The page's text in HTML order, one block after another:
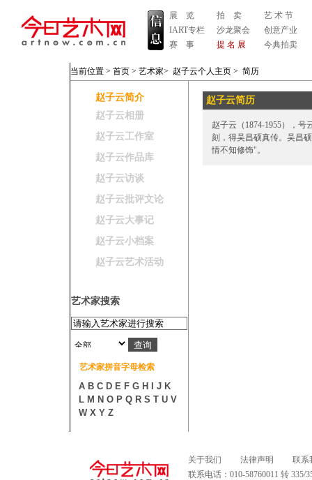
展 览
IART专栏
赛 事
拍 卖
沙龙聚会
提 名 展
艺 术 节
创意产业
今典拍卖
当前位置 > 首页 > 艺术家> 赵子云个人主页 > 简历
赵子云简介
赵子云相册
赵子云工作室
赵子云作品库
赵子云访谈
赵子云批评文论
赵子云大事记
赵子云小档案
赵子云艺术活动
艺术家搜索
艺术家拼音字母检索
A B C D E F G H J K
L M N O P Q R S T U V
W X Y Z
赵子云简历
赵子云（1874-1955），
刻，得吴昌硕真传。吴昌
情不知修饰"。
关于我们 法律声明
联系
联系电话：010-58760011 转